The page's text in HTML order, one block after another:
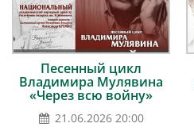
Песенный цикл
Владимира Мулявина
«Через всю войну»
21.06.2026 20:00